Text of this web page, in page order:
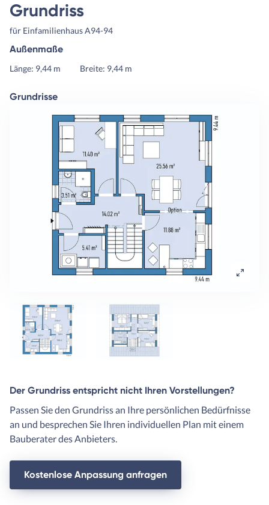
Grundriss
für Einfamilienhaus A94-94
Außenmaße
Länge: 9,44 m Breite: 9,44 m
Grundrisse
Der Grundriss entspricht nicht Ihren Vorstellungen?
Passen Sie den Grundriss an Ihre persönlichen Bedürfnisse
an und besprechen Sie Ihren individuellen Plan mit einem
Bauberater des Anbieters.
Kostenlose Anpassung anfragen